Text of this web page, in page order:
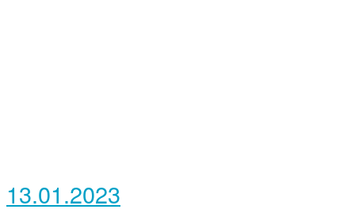
13.01.2023